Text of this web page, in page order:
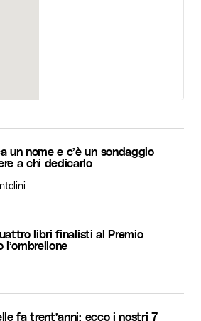
un nome e c’è un sondaggio
a chi dedicarlo
libri finalisti al Premio
fa trent’anni: ecco i nostri 7